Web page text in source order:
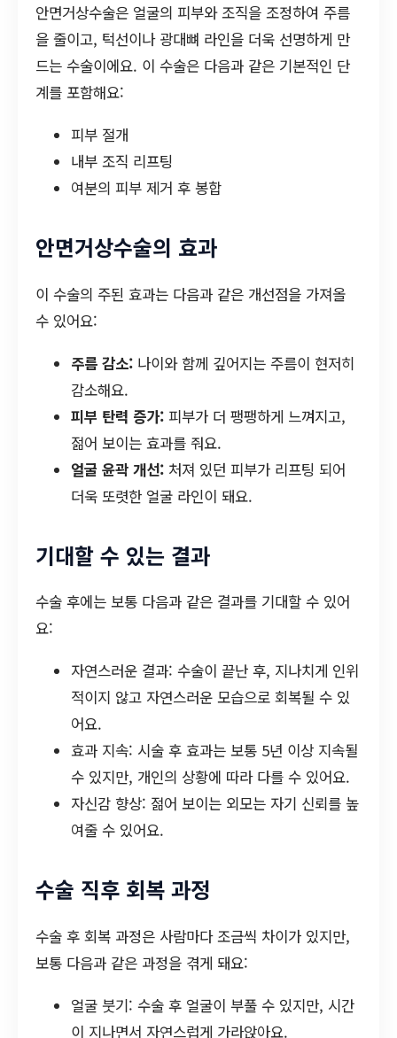
안면거상수술은 얼굴의 피부와 조직을 조정하여 주름
을 줄이고, 턱선이나 광대뼈 라인을 더욱 선명하게 만
드는 수술이에요. 이 수술은 다음과 같은 기본적인 단
계를 포함해요:
피부 절개
내부 조직 리프팅
여분의 피부 제거 후 봉합
안면거상수술의 효과
이 수술의 주된 효과는 다음과 같은 개선점을 가져올
수 있어요:
주름 감소: 나이와 함께 깊어지는 주름이 현저히
감소해요.
피부 탄력 증가: 피부가 더 팽팽하게 느껴지고,
젊어 보이는 효과를 줘요.
얼굴 윤곽 개선: 처져 있던 피부가 리프팅 되어
더욱 또렷한 얼굴 라인이 돼요.
기대할 수 있는 결과
수술 후에는 보통 다음과 같은 결과를 기대할 수 있어
요:
자연스러운 결과: 수술이 끝난 후, 지나치게 인위
적이지 않고 자연스러운 모습으로 회복될 수 있
어요.
효과 지속: 시술 후 효과는 보통 5년 이상 지속될
수 있지만, 개인의 상황에 따라 다를 수 있어요.
자신감 향상: 젊어 보이는 외모는 자기 신뢰를 높
여줄 수 있어요.
수술 직후 회복 과정
수술 후 회복 과정은 사람마다 조금씩 차이가 있지만,
보통 다음과 같은 과정을 겪게 돼요:
얼굴 붓기: 수술 후 얼굴이 부풀 수 있지만, 시간
이 지나면서 자연스럽게 가라앉아요.